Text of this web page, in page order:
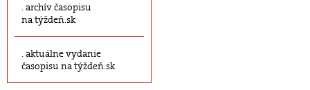
archív časopisu
na týždeň.sk
aktuálne vydanie
časopisu na týždeň.sk